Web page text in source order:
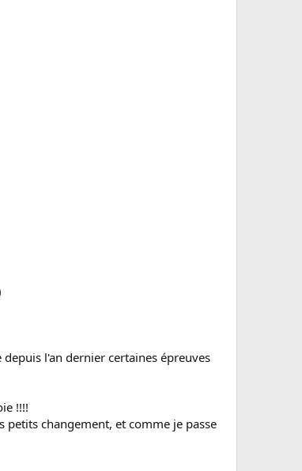
l'an dernier certaines épreuves
!!!!
changement, et comme je passe